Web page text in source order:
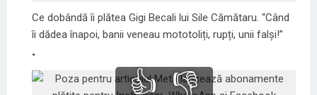
Ce dobândă îi plătea Gigi Becali lui Sile Cămătaru. “Când
îi dădea înapoi, banii veneau mototoliți, rupți, unii falși!”
👍 👎